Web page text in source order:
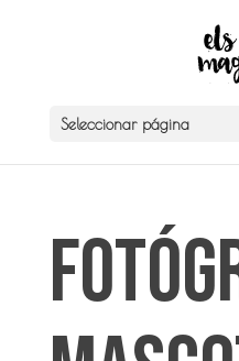
Seleccionar página